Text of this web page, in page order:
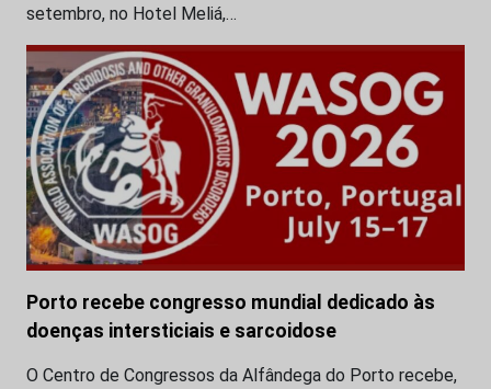
setembro, no Hotel Meliá,…
Porto recebe congresso mundial dedicado às
doenças intersticiais e sarcoidose
O Centro de Congressos da Alfândega do Porto recebe,